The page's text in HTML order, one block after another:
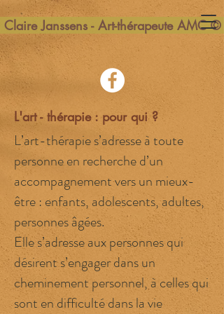
Claire Janssens - Art-thérapeute AMC ©
L'art - thérapie : pour qui ?
L’art-thérapie s’adresse à toute
personne en recherche d’un
accompagnement vers un mieux-
être : enfants, adolescents, adultes,
personnes âgées.
Elle s’adresse aux personnes qui
désirent s’engager dans un
cheminement personnel, à celles qui
sont en difficulté dans la vie